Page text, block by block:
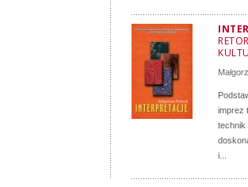
imprez
technik
i...